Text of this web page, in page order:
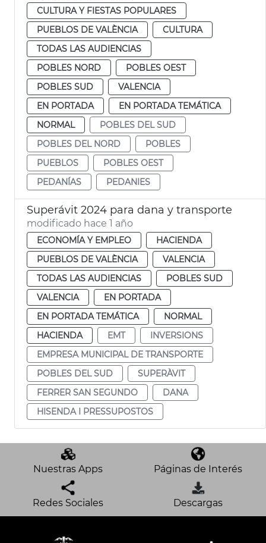
CULTURA Y FIESTAS POPULARES
PUEBLOS DE VALÈNCIA
CULTURA
TODAS LAS AUDIENCIAS
POBLES NORD
POBLES OEST
POBLES SUD
VALENCIA
EN PORTADA
EN PORTADA TEMÁTICA
NORMAL
POBLES DEL SUD
POBLES DEL NORD
POBLES
PUEBLOS
POBLES OEST
PEDANÍAS
PEDANIES
Superávit 2024 para dana y transporte
modificado hace 1 año
ECONOMÍA Y EMPLEO
HACIENDA
PUEBLOS DE VALÈNCIA
VALENCIA
TODAS LAS AUDIENCIAS
POBLES SUD
VALENCIA
EN PORTADA
EN PORTADA TEMÁTICA
NORMAL
HACIENDA
EMT
INVERSIONS
EMPRESA MUNICIPAL DE TRANSPORTE
POBLES DEL SUD
SUPERÀVIT
FERRER SAN SEGUNDO
DANA
HISENDA I PRESSUPOSTOS
Nuestras Apps Páginas de Interés
Redes Sociales Descargas